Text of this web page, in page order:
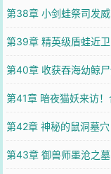
第38章 小剑蛙祭司发威
第39章 精英级盾蛙近卫
第40章 收获吞海幼鲸尸
第41章 暗夜猫妖来访！
第42章 神秘的鼠洞墓穴
第43章 御兽师墨沧之